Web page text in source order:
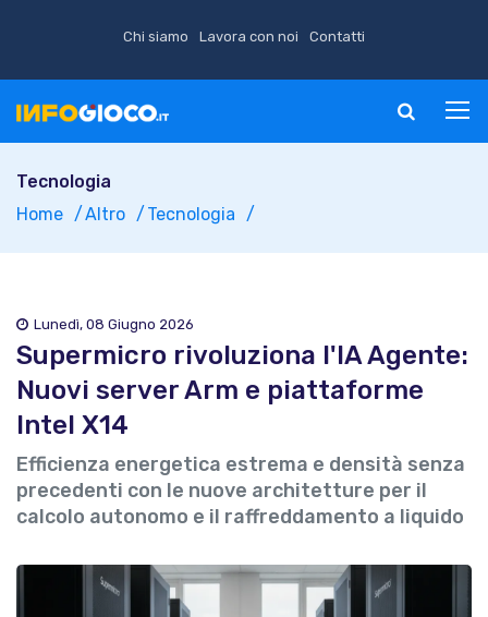
Chi siamo Lavora con noi Contatti
Tecnologia
Home
Altro Tecnologia
Lunedì, 08 Giugno 2026
Supermicro rivoluziona l'IA Agente:
Nuovi server Arm e piattaforme
Intel X14
Efficienza energetica estrema e densità senza
precedenti con le nuove architetture per il
calcolo autonomo e il raffreddamento a liquido